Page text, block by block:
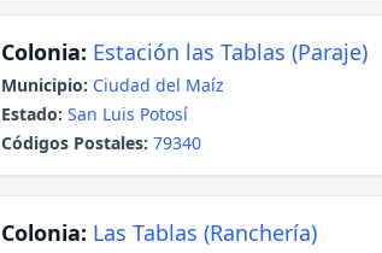
Colonia: Estación las Tablas (Paraje)
Municipio: Ciudad del Maíz
Estado: San Luis Potosí
Códigos Postales: 79340
Colonia: Las Tablas (Ranchería)